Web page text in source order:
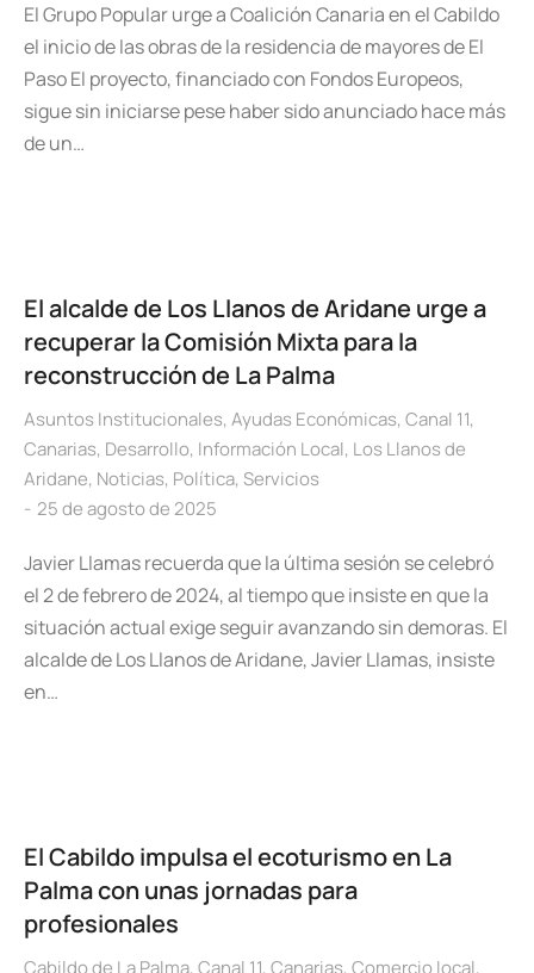
El Grupo Popular urge a Coalición Canaria en el Cabildo
el inicio de las obras de la residencia de mayores de El
Paso El proyecto, financiado con Fondos Europeos,
sigue sin iniciarse pese haber sido anunciado hace más
de un…
El alcalde de Los Llanos de Aridane urge a
recuperar la Comisión Mixta para la
reconstrucción de La Palma
Asuntos Institucionales, Ayudas Económicas, Canal 11,
Canarias, Desarrollo, Información Local, Los Llanos de
Aridane, Noticias, Política, Servicios
25 de agosto de 2025
Javier Llamas recuerda que la última sesión se celebró
el 2 de febrero de 2024, al tiempo que insiste en que la
situación actual exige seguir avanzando sin demoras. El
alcalde de Los Llanos de Aridane, Javier Llamas, insiste
en…
El Cabildo impulsa el ecoturismo en La
Palma con unas jornadas para
profesionales
Cabildo de La Palma, Canal 11, Canarias, Comercio local,